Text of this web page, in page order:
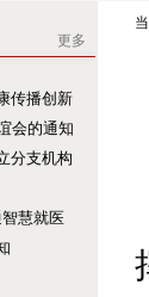
更多
传播创新
会的通知
分支机构
慧就医